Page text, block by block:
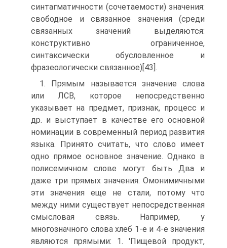
синтагматичности (сочетаемости) значения:
свободное и связанное значения (среди
связанных значений выделяются:
конструктивно ограниченное,
синтаксически обусловленное и
фразеологически связанное)[43].
1. Прямым называется значение слова
или ЛСВ, которое непосредственно
указывает на предмет, признак, процесс и
др. и выступает в качестве его основной
номинации в современный период развития
языка. Принято считать, что слово имеет
одно прямое основное значение. Однако в
полисемичном слове могут быть Два и
даже три прямых значения. Омонимичными
эти значения еще не стали, потому что
между ними существует непосредственная
смысловая связь. Например, у
многозначного слова хлеб 1-е и 4-е значения
являются прямыми: 1. 'Пищевой продукт,